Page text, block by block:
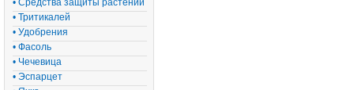
• Средства защиты растений
• Тритикалей
• Удобрения
• Фасоль
• Чечевица
• Эспарцет